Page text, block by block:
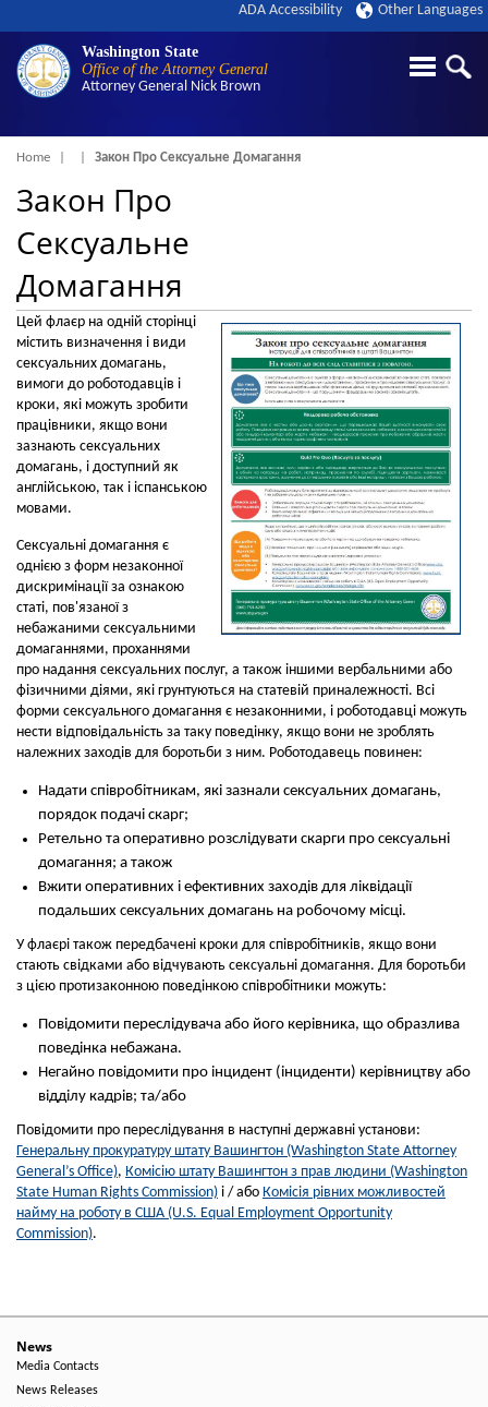
Washington State
Office of the Attorney General
Attorney General Nick Brown
ADA Accessibility Other Languages
Breadcrumb
Home Закон Про Сексуальне Домагання
Закон Про
Сексуальне
Домагання
Цей флаєр на одній сторінці
містить визначення і види
сексуальних домагань,
вимоги до роботодавців і
кроки, які можуть зробити
працівники, якщо вони
зазнають сексуальних
домагань, і доступний як
англійською, так і іспанською
мовами.
Сексуальні домагання є
однією з форм незаконної
дискримінації за ознакою
статі, пов'язаної з
небажаними сексуальними
домаганнями, проханнями
про надання сексуальних послуг, а також іншими вербальними або
фізичними діями, які грунтуються на статевій приналежності. Всі
форми сексуального домагання є незаконними, і роботодавці можуть
нести відповідальність за таку поведінку, якщо вони не зроблять
належних заходів для боротьби з ним. Роботодавець повинен:
Надати співробітникам, які зазнали сексуальних домагань,
порядок подачі скарг;
Ретельно та оперативно розслідувати скарги про сексуальні
домагання; а також
Вжити оперативних і ефективних заходів для ліквідації
подальших сексуальних домагань на робочому місці.
У флаєрі також передбачені кроки для співробітників, якщо вони
стають свідками або відчувають сексуальні домагання. Для боротьби
з цією протизаконною поведінкою співробітники можуть:
Повідомити переслідувача або його керівника, що образлива
поведінка небажана.
Негайно повідомити про інцидент (інциденти) керівництву або
відділу кадрів; та/або
Повідомити про переслідування в наступні державні установи:
Генеральну прокуратуру штату Вашингтон (Washington State Attorney
General’s Office), Комісію штату Вашингтон з прав людини (Washington
State Human Rights Commission) і / або Комісія рівних можливостей
найму на роботу в США (U.S. Equal Employment Opportunity
Commission).
News
Media Contacts
News Releases